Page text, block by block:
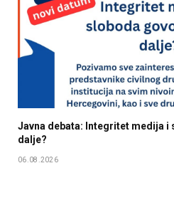
Javna debata: Integritet medija i
dalje?
06.08.2026